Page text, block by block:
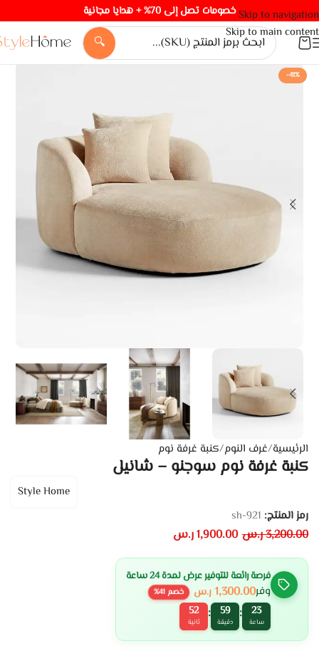
Skip to navigation
Skip to main content
خصومات تصل إلى 70% + هدايا مجانية
🔍
-41%
الرئيسية/غرف النوم/كنبة غرفة نوم
كنبة غرفة نوم سوجنو – شانيل
Style Home
رمز المنتج: sh-921
3,200.00ر.س 1,900.00ر.س
فرصة رائعة للتوفير عرض لمدة 24 ساعة
وفر1,300.00 ر.س خصم41
%
23
ساعة :
59
دقيقة :
51
ثانية